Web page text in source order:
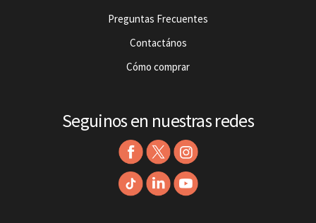
Preguntas Frecuentes
Contactános
Cómo comprar
Seguinos en nuestras redes